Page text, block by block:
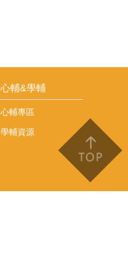
心輔&學輔
心輔專區
學輔資源